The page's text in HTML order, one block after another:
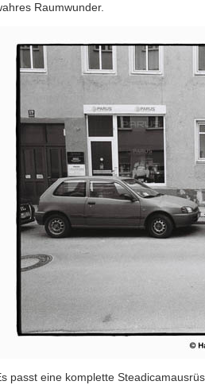
Raumwunder.
passt eine komplette